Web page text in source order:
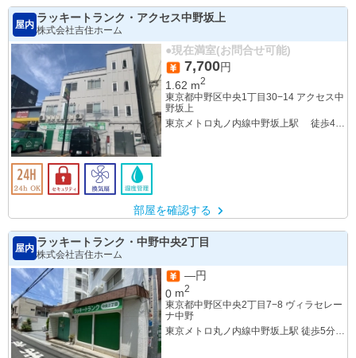
屋内
ラッキートランク・アクセス中野坂上
株式会社吉住ホーム
●現在満室(お問合せ可能)
7,700円
1.62 m2
東京都中野区中央1丁目30−14 アクセス中
野坂上
東京メトロ丸ノ内線中野坂上駅 徒歩4分
部屋を確認する
屋内
ラッキートランク・中野中央2丁目
株式会社吉住ホーム
—円
0 m2
東京都中野区中央2丁目7−8 ヴィラセレー
ナ中野
東京メトロ丸ノ内線中野坂上駅 徒歩5分